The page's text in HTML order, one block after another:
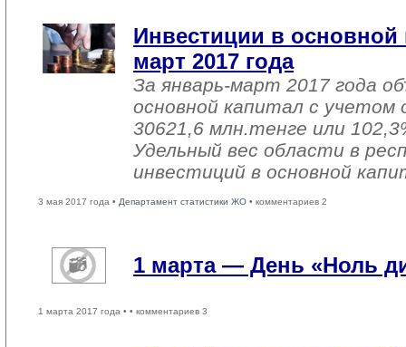
Инвестиции в основной
март 2017 года
За январь-март 2017 года
основной капитал с учетом
30621,6 млн.тенге или
Удельный вес области в
инвестиций в основной
3 мая 2017 года • Департамент статистики ЖО • комментариев 2
1 марта — День «Ноль
1 марта 2017 года • • комментариев 3